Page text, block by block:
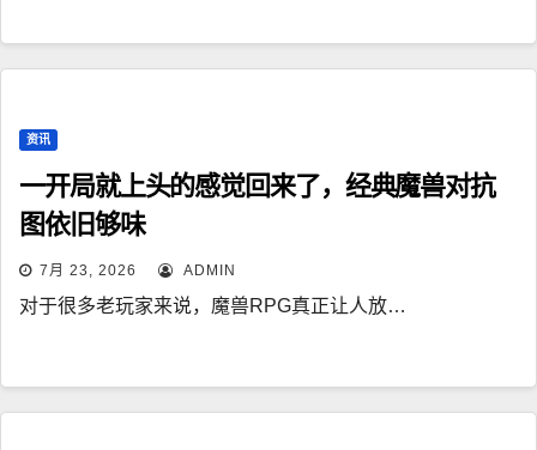
资讯
一开局就上头的感觉回来了，经典魔兽对抗
图依旧够味
7月 23, 2026 ADMIN
对于很多老玩家来说，魔兽RPG真正让人放…